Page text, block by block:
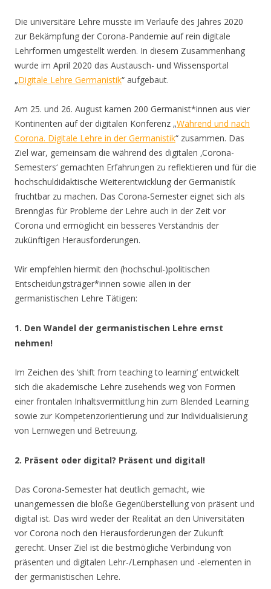
Die universitäre Lehre musste im Verlaufe des Jahres 2020
zur Bekämpfung der Corona-Pandemie auf rein digitale
Lehrformen umgestellt werden. In diesem Zusammenhang
wurde im April 2020 das Austausch- und Wissensportal
„Digitale Lehre Germanistik“ aufgebaut.
Am 25. und 26. August kamen 200 Germanist*innen aus vier
Kontinenten auf der digitalen Konferenz „Während und nach
Corona. Digitale Lehre in der Germanistik“ zusammen. Das
Ziel war, gemeinsam die während des digitalen ‚Corona-
Semesters‘ gemachten Erfahrungen zu reflektieren und für die
hochschuldidaktische Weiterentwicklung der Germanistik
fruchtbar zu machen. Das Corona-Semester eignet sich als
Brennglas für Probleme der Lehre auch in der Zeit vor
Corona und ermöglicht ein besseres Verständnis der
zukünftigen Herausforderungen.
Wir empfehlen hiermit den (hochschul-)politischen
Entscheidungsträger*innen sowie allen in der
germanistischen Lehre Tätigen:
1. Den Wandel der germanistischen Lehre ernst
nehmen!
Im Zeichen des ‘shift from teaching to learning’ entwickelt
sich die akademische Lehre zusehends weg von Formen
einer frontalen Inhaltsvermittlung hin zum Blended Learning
sowie zur Kompetenzorientierung und zur Individualisierung
von Lernwegen und Betreuung.
2. Präsent oder digital? Präsent und digital!
Das Corona-Semester hat deutlich gemacht, wie
unangemessen die bloße Gegenüberstellung von präsent und
digital ist. Das wird weder der Realität an den Universitäten
vor Corona noch den Herausforderungen der Zukunft
gerecht. Unser Ziel ist die bestmögliche Verbindung von
präsenten und digitalen Lehr-/Lernphasen und -elementen in
der germanistischen Lehre.